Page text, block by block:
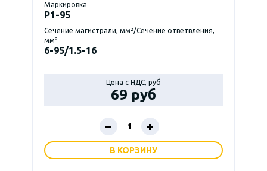
Маркировка
P1-95
Сечение магистрали, мм²/Сечение ответвления,
мм²
6-95/1.5-16
Цена с НДС, руб
69 руб
– +
В КОРЗИНУ